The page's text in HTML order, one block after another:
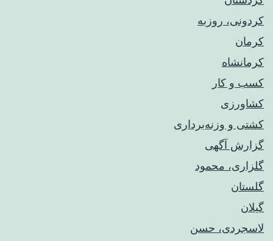
کردونی، روزبه
کرمان
کرمانشاه
کسب و کار
کشاورزی
کشتی و وزنه‌برداری
گزارش آگهی
گلزاری، محمود
گلستان
گیلان
لاسجردی، حسن